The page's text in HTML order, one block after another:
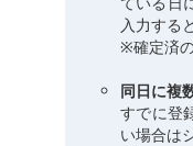
入力する
※確定済
同日に複
すでに登
い場合は